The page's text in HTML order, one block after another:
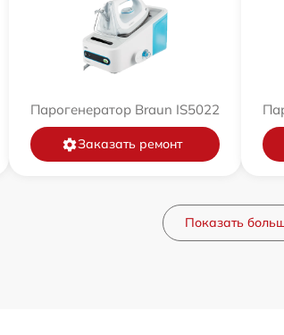
Парогенератор Braun IS5022
Заказать ремонт
Показать